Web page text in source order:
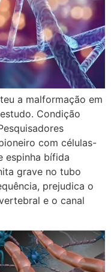
a malformação em
Condição
com células-
espinha bífida
grave no tubo
prejudica o
e o canal